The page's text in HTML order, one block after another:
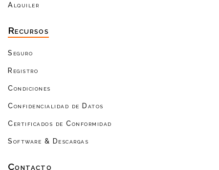
Alquiler
Recursos
Seguro
Registro
Condiciones
Confidencialidad de Datos
Certificados de Conformidad
Software & Descargas
Contacto